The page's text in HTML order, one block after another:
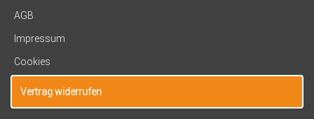
AGB
Impressum
Cookies
Vertrag widerrufen